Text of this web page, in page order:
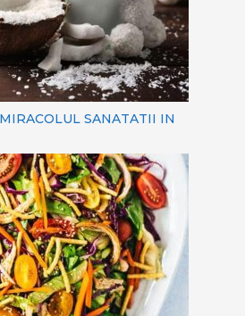
SANATATII IN